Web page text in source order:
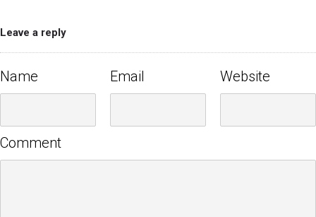
Leave a reply
Name Email Website
Comment